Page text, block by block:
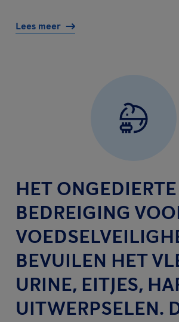
Lees meer
HET
BEDREIGING
BEVUILEN HET
URINE, EITJES,
UITWERPSELEN.